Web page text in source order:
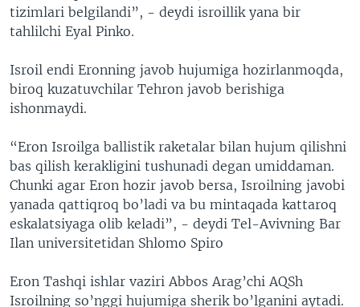
tizimlari belgilandi”, - deydi isroillik yana bir
tahlilchi Eyal Pinko.
Isroil endi Eronning javob hujumiga hozirlanmoqda,
biroq kuzatuvchilar Tehron javob berishiga
ishonmaydi.
“Eron Isroilga ballistik raketalar bilan hujum qilishni
bas qilish kerakligini tushunadi degan umiddaman.
Chunki agar Eron hozir javob bersa, Isroilning javobi
yanada qattiqroq bo’ladi va bu mintaqada kattaroq
eskalatsiyaga olib keladi”, - deydi Tel-Avivning Bar
Ilan universitetidan Shlomo Spiro
Eron Tashqi ishlar vaziri Abbos Arag’chi AQSh
Isroilning so’nggi hujumiga sherik bo’lganini aytadi.